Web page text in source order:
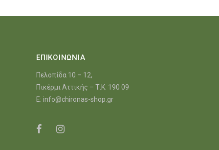
ΕΠΙΚΟΙΝΩΝΙΑ
Πελοπίδα 10 – 12,
Πικέρμι Αττικής – Τ.Κ. 190 09
E: info@chironas-shop.gr